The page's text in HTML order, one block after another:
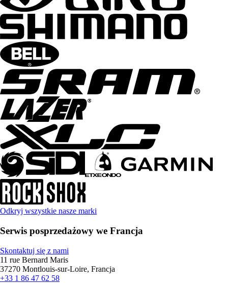
Odkryj wszystkie nasze marki
Serwis posprzedażowy we Francja
Skontaktuj się z nami
11 rue Bernard Maris
37270 Montlouis-sur-Loire, Francja
+33 1 86 47 62 58